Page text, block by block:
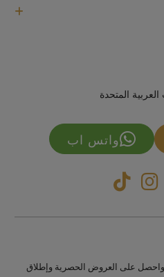
العربية المتحدة
واتس اب
واحصل على العروض الحصرية وإطلاق